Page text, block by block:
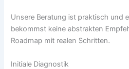
Unsere Beratung ist praktisch und
bekommst keine abstrakten
Roadmap mit realen Schritten.
Initiale Diagnostik